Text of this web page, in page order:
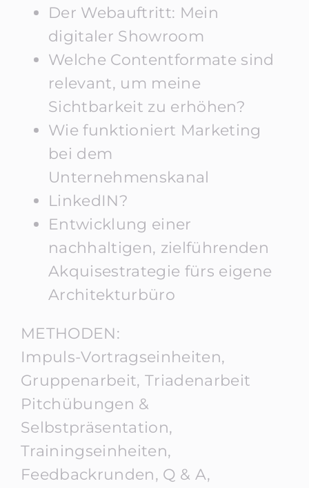
Der Webauftritt: Mein
digitaler Showroom
Welche Contentformate sind
relevant, um meine
Sichtbarkeit zu erhöhen?
Wie funktioniert Marketing
bei dem
Unternehmenskanal
LinkedIN?
Entwicklung einer
nachhaltigen, zielführenden
Akquisestrategie fürs eigene
Architekturbüro
METHODEN:
Impuls-Vortragseinheiten,
Gruppenarbeit, Triadenarbeit
Pitchübungen &
Selbstpräsentation,
Trainingseinheiten,
Feedbackrunden, Q & A,